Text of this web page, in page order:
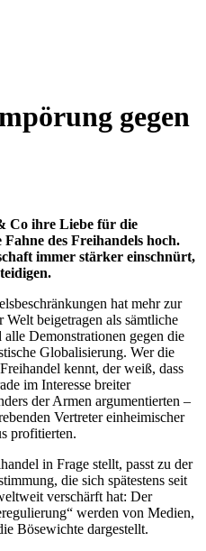
gegen
Co ihre Liebe für die
des Freihandels hoch.
immer stärker einschnürt,
hat mehr zur
beigetragen als sämtliche
Demonstrationen gegen die
Globalisierung. Wer die
kennt, der weiß, dass
im Interesse breiter
der Armen argumentierten –
Vertreter einheimischer
profitierten.
in Frage stellt, passt zu der
die sich spätestens seit
verschärft hat: Der
werden von Medien,
Bösewichte dargestellt.